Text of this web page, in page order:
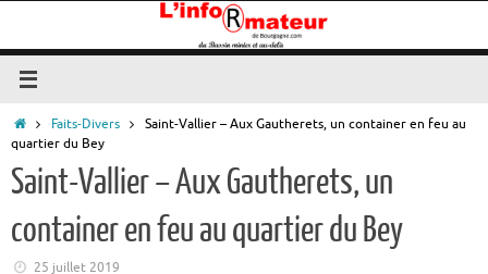
contenu
AccueilFaits-Divers
Saint-Vallier – Aux Gautherets, un container en feu au
quartier du Bey
Saint-Vallier – Aux Gautherets, un
container en feu au quartier du Bey
25 juillet 2019